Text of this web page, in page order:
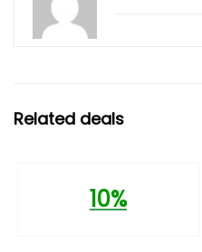
Related deals
10%